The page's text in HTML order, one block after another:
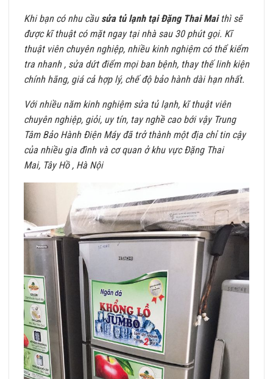
Khi bạn có nhu cầusửa tủ lạnh tại Đặng Thai Mai thì sẽ
được kĩ thuật có mặt ngay tại nhà sau 30 phút gọi. Kĩ
thuật viên chuyên nghiệp, nhiều kinh nghiệm có thể kiểm
tra nhanh , sửa dứt điểm mọi ban bệnh, thay thế linh kiện
chính hãng, giá cả hợp lý, chế độ bảo hành dài hạn nhất.
Với nhiều năm kinh nghiệm sửa tủ lạnh, kĩ thuật viên
chuyên nghiệp, giỏi, uy tín, tay nghề cao bới vậy Trung
Tâm Bảo Hành Điện Máy đã trở thành một địa chỉ tin cậy
của nhiều gia đình và cơ quan ở khu vực Đặng Thai
Mai, Tây Hồ , Hà Nội